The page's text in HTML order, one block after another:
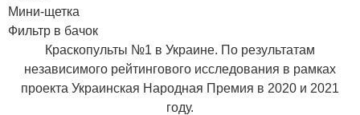
Мини-щетка
Фильтр в бачок
Краскопульты №1 в Украине. По результатам
независимого рейтингового исследования в рамках
проекта Украинская Народная Премия в 2020 и 2021
году.